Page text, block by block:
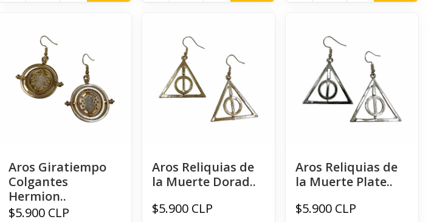
Aros Giratiempo
Colgantes
Hermion..
$5.900 CLP
Aros Reliquias de
la Muerte Dorad..
$5.900 CLP
Aros Reliquias de
la Muerte Plate..
$5.900 CLP